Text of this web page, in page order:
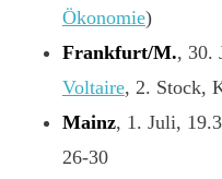
Ökonomie)
Frankfurt/M., 30.
Voltaire, 2. Stock,
Mainz, 1. Juli,
26-30